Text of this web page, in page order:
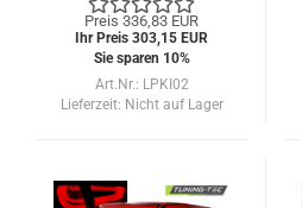
Preis 336,83 EUR
Ihr Preis 303,15 EUR
Sie sparen 10%
Art.Nr.: LPKI02
Lieferzeit: Nicht auf Lager